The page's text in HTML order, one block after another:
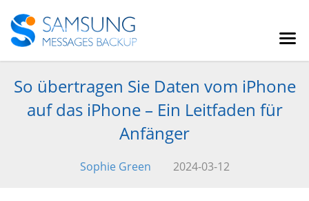
So übertragen Sie Daten vom iPhone
auf das iPhone – Ein Leitfaden für
Anfänger
Sophie Green 2024-03-12